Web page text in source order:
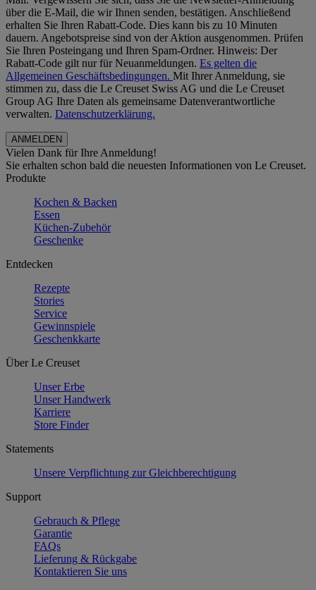
über die E-Mail, die wir Ihnen senden, bestätigen. Anschließend
erhalten Sie Ihren Rabatt-Code. Dies kann bis zu 10 Minuten
dauern. Angebotspreise sind von der Aktion ausgenommen. Prüfen
Sie Ihren Posteingang und Ihren Spam-Ordner. Hinweis: Der
Rabatt-Code gilt nur für Neuanmeldungen. Es gelten die
Allgemeinen Geschäftsbedingungen. Mit Ihrer Anmeldung, sie
stimmen zu, dass die Le Creuset Swiss AG und die Le Creuset
Group AG Ihre Daten als gemeinsame Datenverantwortliche
verwalten. Datenschutzerklärung.
Vielen Dank für Ihre Anmeldung!
Sie erhalten schon bald die neuesten Informationen von Le Creuset.
Produkte
Kochen & Backen
Essen
Küchen-Zubehör
Geschenke
Entdecken
Rezepte
Stories
Service
Gewinnspiele
Geschenkkarte
Über Le Creuset
Unser Erbe
Unser Handwerk
Karriere
Store Finder
Statements
Unsere Verpflichtung zur Gleichberechtigung
Support
Gebrauch & Pflege
Garantie
FAQs
Lieferung & Rückgabe
Kontaktieren Sie uns